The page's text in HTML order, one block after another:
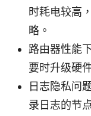
时耗电较高
略。
路由器性能
要时升级硬
日志隐私问
录日志的节